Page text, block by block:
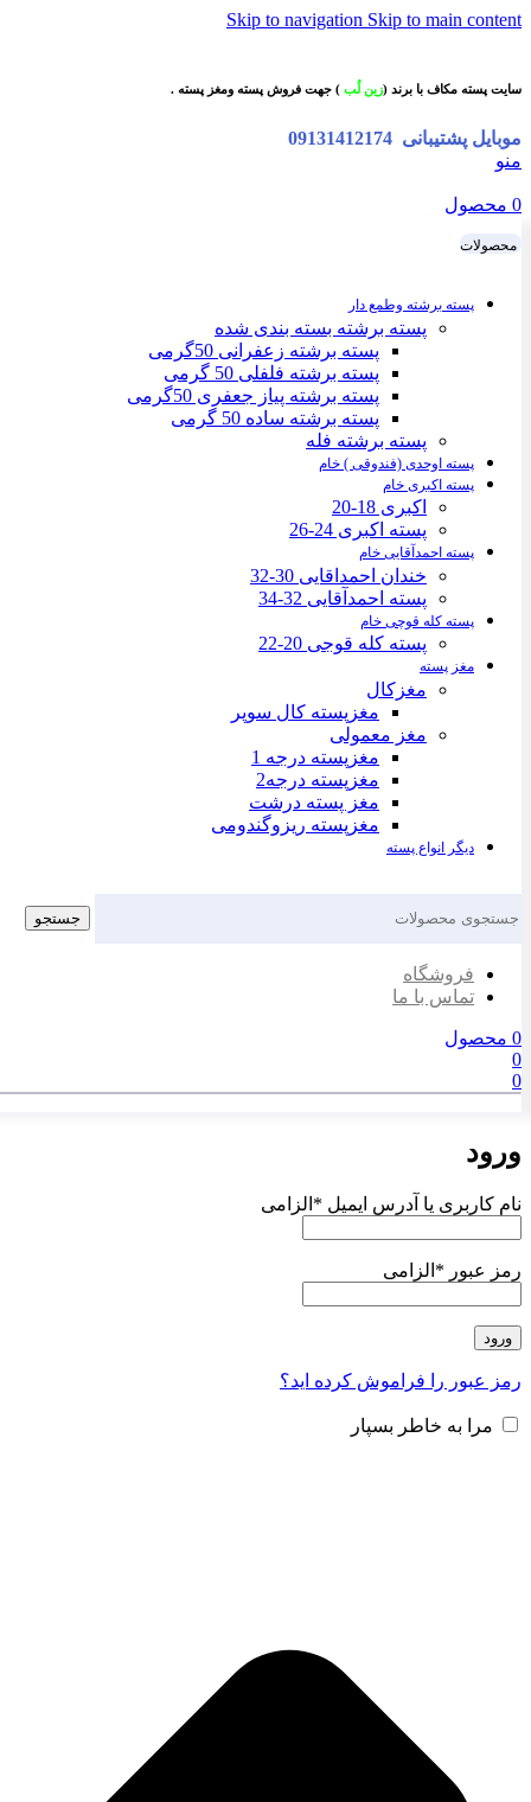
Skip to navigation Skip to main content
سایت پسته مکاف با برند (زین لُب ) جهت فروش پسته ومغز پسته .
موبایل پشتیبانی
منو
0 محصول
محصولات
پسته برشته وطمع دار
پسته برشته بسته بندی شده
پسته برشته زعفرانی 50گرمی
پسته برشته فلفلی 50 گرمی
پسته برشته پیاز جعفری 50گرمی
پسته برشته ساده 50 گرمی
پسته برشته فله
پسته اوحدی (فندوقی ) خام
پسته اکبری خام
اکبری 18-20
پسته اکبری 24-26
پسته احمدآقایی خام
خندان احمداقایی 30-32
پسته احمدآقایی 32-34
پسته کله قوچی خام
پسته کله قوجی 20-22
مغز پسته
مغزکال
مغزپسته کال سوپر
مغز معمولی
مغزپسته درجه 1
مغزپسته درجه2
مغز پسته درشت
مغزپسته ریزوگندومی
دیگر انواع پسته
جستجو
فروشگاه
تماس با ما
0 محصول
0
0
ورود
نام کاربری یا آدرس ایمیل * الزامی
رمز عبور * الزامی
ورود
رمز عبور را فراموش کرده اید؟
مرا به خاطر بسپار